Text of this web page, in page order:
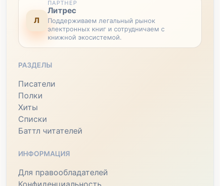
Л
ПАРТНЕР
Литрес
Поддерживаем легальный рынок
электронных книг и сотрудничаем с
книжной экосистемой.
РАЗДЕЛЫ
Писатели
Полки
Хиты
Списки
Баттл читателей
ИНФОРМАЦИЯ
Для правообладателей
Конфиденциальность